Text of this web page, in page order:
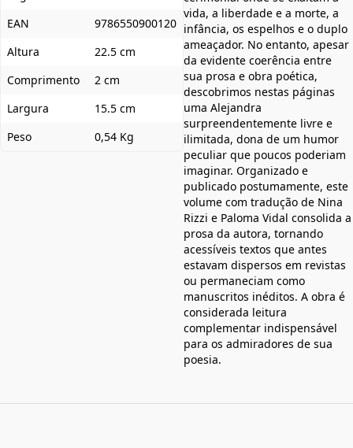
EAN
9786550900120
Altura
22.5 cm
Comprimento
2 cm
Largura
15.5 cm
Peso
0,54 Kg
vida, a liberdade e a morte, a
infância, os espelhos e o duplo
ameaçador. No entanto, apesar
da evidente coerência entre
sua prosa e obra poética,
descobrimos nestas páginas
uma Alejandra
surpreendentemente livre e
ilimitada, dona de um humor
peculiar que poucos poderiam
imaginar. Organizado e
publicado postumamente, este
volume com tradução de Nina
Rizzi e Paloma Vidal consolida a
prosa da autora, tornando
acessíveis textos que antes
estavam dispersos em revistas
ou permaneciam como
manuscritos inéditos. A obra é
considerada leitura
complementar indispensável
para os admiradores de sua
poesia.